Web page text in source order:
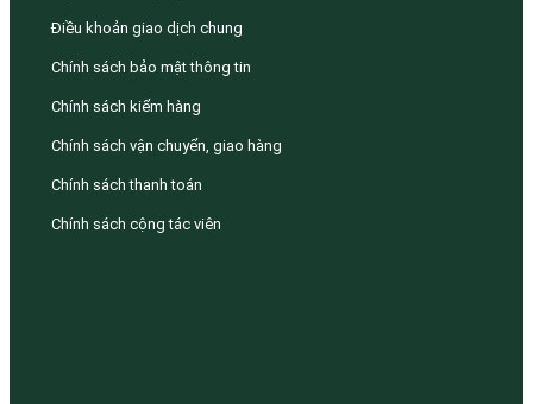
Điều khoản giao dịch chung
Chính sách bảo mật thông tin
Chính sách kiểm hàng
Chính sách vận chuyển, giao hàng
Chính sách thanh toán
Chính sách cộng tác viên